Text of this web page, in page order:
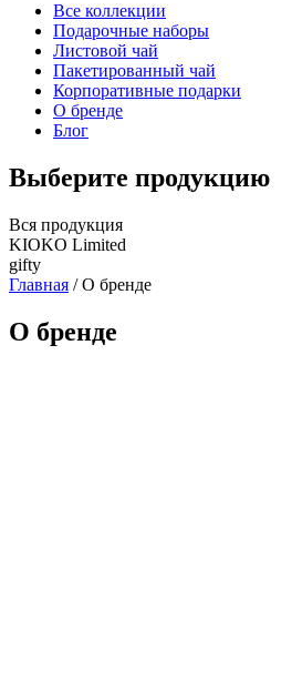
Все коллекции
Подарочные наборы
Листовой чай
Пакетированный чай
Корпоративные подарки
О бренде
Блог
Выберите продукцию
Вся продукция
KIOKO Limited
gifty
Главная /О бренде
О бренде